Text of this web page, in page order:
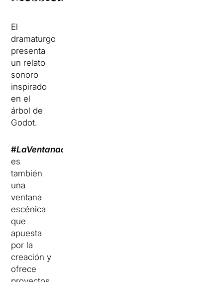
El
dramaturgo
presenta
un relato
sonoro
inspirado
en el
árbol de
Godot.
#LaVentanadelCDN
es
también
una
ventana
escénica
que
apuesta
por la
creación y
ofrece